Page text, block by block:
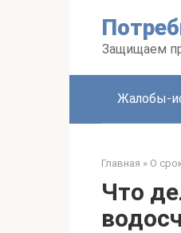
Защищаем
Жалобы-
Главная » О
Что